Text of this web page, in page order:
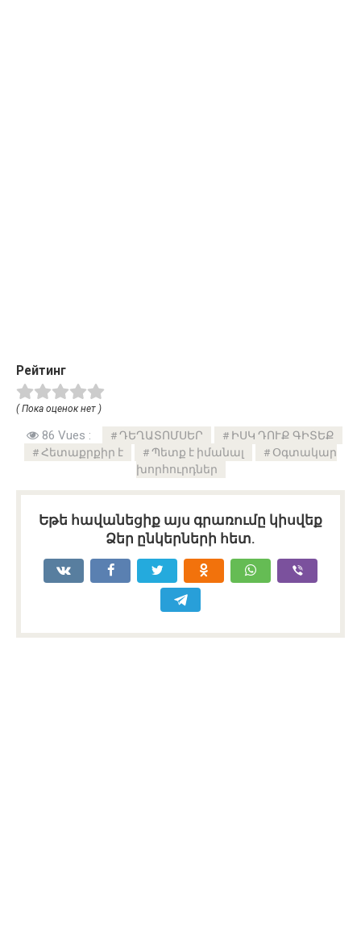
Рейтинг
( Пока оценок нет )
86 Vues : ԴԵՂԱՏՈՄՍԵՐ
ԻՍԿ ԴՈՒՔ ԳԻՏԵՔ
Հետաքրքիր է
Պետք է իմանալ
Օգտակար
խորհուրդներ
Եթե հավանեցիք այս գրառումը կիսվեք
Ձեր ընկերների հետ.